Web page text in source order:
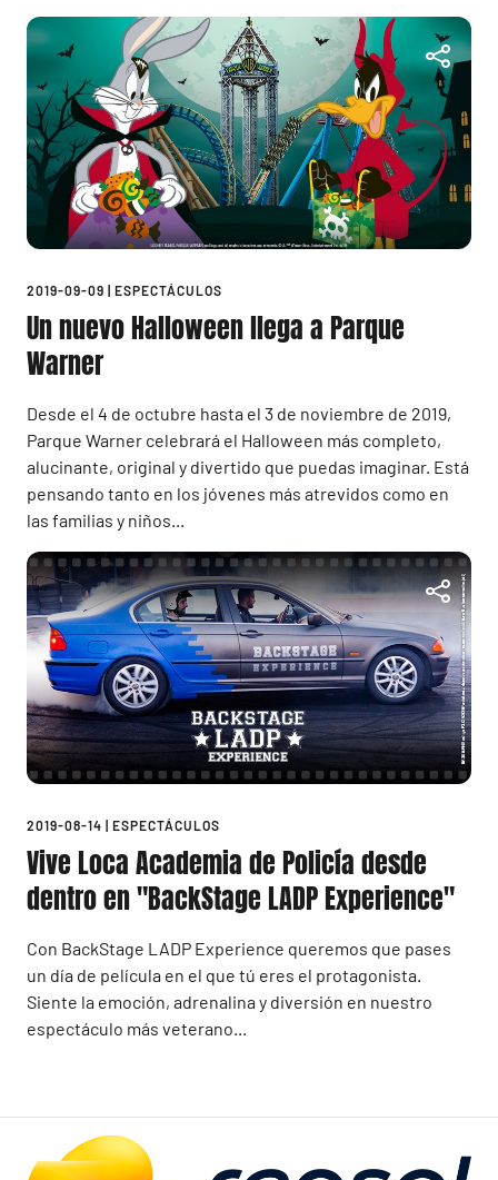
2019-09-09 ESPECTÁCULOS
Un nuevo Halloween llega a Parque
Warner
Desde el 4 de octubre hasta el 3 de noviembre de 2019,
Parque Warner celebrará el Halloween más completo,
alucinante, original y divertido que puedas imaginar. Está
pensando tanto en los jóvenes más atrevidos como en
las familias y niños...
2019-08-14 ESPECTÁCULOS
Vive Loca Academia de Policía desde
dentro en "BackStage LADP Experience"
Con BackStage LADP Experience queremos que pases
un día de película en el que tú eres el protagonista.
Siente la emoción, adrenalina y diversión en nuestro
espectáculo más veterano...